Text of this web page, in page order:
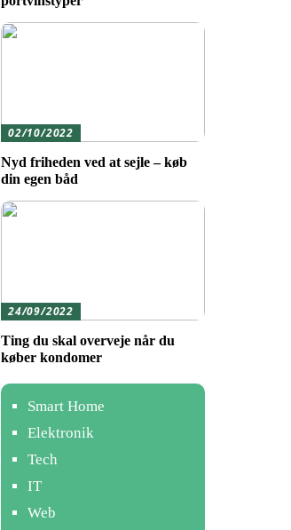
02/10/2022
Nyd friheden ved at sejle – køb
din egen båd
24/09/2022
Ting du skal overveje når du
køber kondomer
Smart Home
Elektronik
Tech
IT
Web